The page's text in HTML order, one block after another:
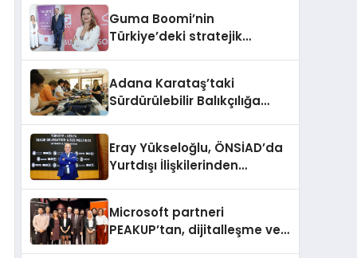
Guma Boomi’nin
Türkiye’deki stratejik
Adana Karataş’taki
Sürdürülebilir Balıkçılığa
Eray Yükseloğlu, ÖNSİAD’da
Yurtdışı İlişkilerinden
Microsoft partneri
PEAKUP’tan, dijitalleşme ve